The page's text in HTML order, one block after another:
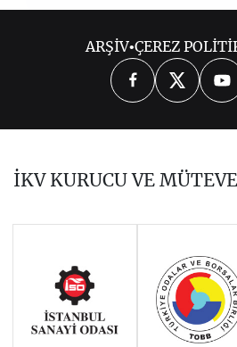
SORULARLA AB
KONULAR VE
İLİŞKİLERİ
VISA POLICY OF
AND THE EU
NATIONALS
ARŞİV•ÇEREZ
İKV KURUCU VE